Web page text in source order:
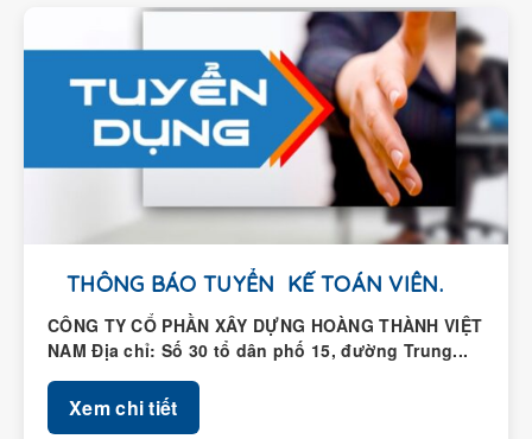
THÔNG BÁO TUYỂN KẾ TOÁN VIÊN.
CÔNG TY CỔ PHẦN XÂY DỰNG HOÀNG THÀNH VIỆT
NAM Địa chỉ: Số 30 tổ dân phố 15, đường Trung...
Xem chi tiết